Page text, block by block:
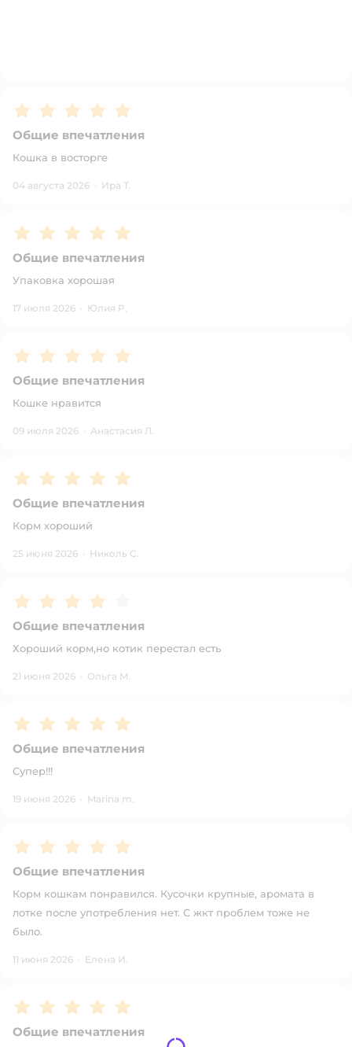
Рейтинг:5
Общие впечатления
Кошка в восторге
04 августа 2026 · Ира Т.
Рейтинг:5
Общие впечатления
Упаковка хорошая
17 июля 2026 · Юлия Р.
Рейтинг:5
Общие впечатления
Кошке нравится
09 июля 2026 · Анастасия Л.
Рейтинг:5
Общие впечатления
Корм хороший
25 июня 2026 · Николь С.
Рейтинг:4
Общие впечатления
Хороший корм,но котик перестал есть
21 июня 2026 · Ольга М.
Рейтинг:5
Общие впечатления
Супер!!!
19 июня 2026 · Marina m.
Рейтинг:5
Общие впечатления
Корм кошкам понравился. Кусочки крупные, аромата в
лотке после употребления нет. С жкт проблем тоже не
было.
11 июня 2026 · Елена И.
Рейтинг:5
Общие впечатления